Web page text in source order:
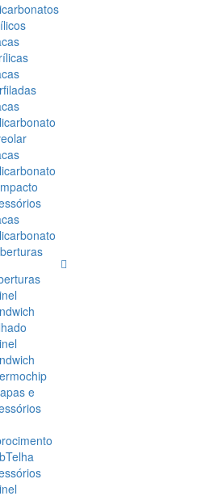
e